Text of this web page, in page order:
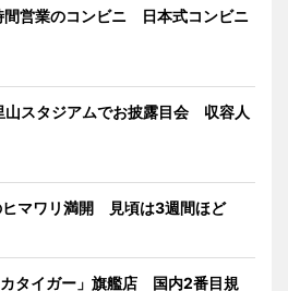
間営業のコンビニ 日本式コンビニ
山スタジアムでお披露目会 収容人
ヒマワリ満開 見頃は3週間ほど
タイガー」旗艦店 国内2番目規